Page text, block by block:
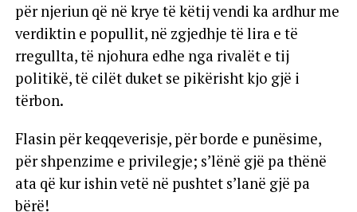
për njeriun që në krye të këtij vendi ka ardhur me
verdiktin e popullit, në zgjedhje të lira e të
rregullta, të njohura edhe nga rivalët e tij
politikë, të cilët duket se pikërisht kjo gjë i
tërbon.
Flasin për keqqeverisje, për borde e punësime,
për shpenzime e privilegje; s’lënë gjë pa thënë
ata që kur ishin vetë në pushtet s’lanë gjë pa
bërë!